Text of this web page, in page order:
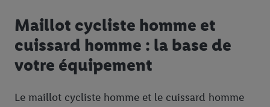
Maillot cycliste homme et
cuissard homme : la base de
votre équipement
Le maillot cycliste homme et le cuissard homme